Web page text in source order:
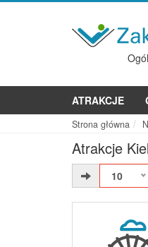
ATRAKCJE
Strona główna
Atrakcje
10